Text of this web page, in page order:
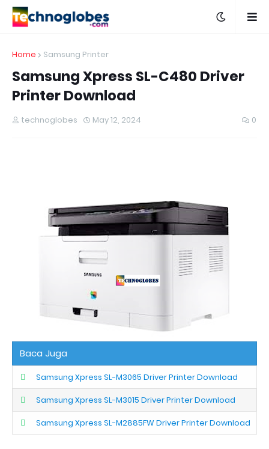
Home Samsung Printer
Samsung Xpress SL-C480 Driver
Printer Download
technoglobes May 12, 2024 0
Baca Juga
Samsung Xpress SL-M3065 Driver Printer Download
Samsung Xpress SL-M3015 Driver Printer Download
Samsung Xpress SL-M2885FW Driver Printer Download